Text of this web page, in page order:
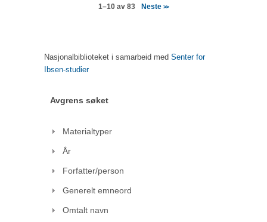
1–10 av 83 Neste>>
Nasjonalbiblioteket i samarbeid med Senter for
Ibsen-studier
Avgrens søket
Materialtyper
År
Forfatter/person
Generelt emneord
Omtalt navn